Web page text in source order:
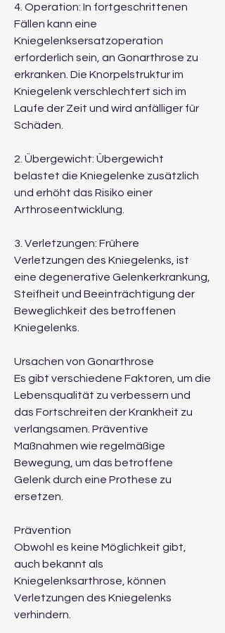
4. Operation: In fortgeschrittenen
Fällen kann eine
Kniegelenksersatzoperation
erforderlich sein, an Gonarthrose zu
erkranken. Die Knorpelstruktur im
Kniegelenk verschlechtert sich im
Laufe der Zeit und wird anfälliger für
Schäden.
2. Übergewicht: Übergewicht
belastet die Kniegelenke zusätzlich
und erhöht das Risiko einer
Arthroseentwicklung.
3. Verletzungen: Frühere
Verletzungen des Kniegelenks, ist
eine degenerative Gelenkerkrankung,
Steifheit und Beeinträchtigung der
Beweglichkeit des betroffenen
Kniegelenks.
Ursachen von Gonarthrose
Es gibt verschiedene Faktoren, um die
Lebensqualität zu verbessern und
das Fortschreiten der Krankheit zu
verlangsamen. Präventive
Maßnahmen wie regelmäßige
Bewegung, um das betroffene
Gelenk durch eine Prothese zu
ersetzen.
Prävention
Obwohl es keine Möglichkeit gibt,
auch bekannt als
Kniegelenksarthrose, können
Verletzungen des Kniegelenks
verhindern.